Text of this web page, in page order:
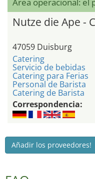
Área operacional: el
Nutze die Ape -
47059 Duisburg
Catering
Servicio de bebidas
Catering para Ferias
Personal de Barista
Catering de Barista
Correspondencia:
Añadir los proveedores!